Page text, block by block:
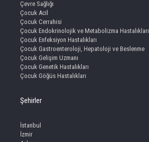
Çevre Sağlığı
Çocuk Acil
Çocuk Cerrahisi
Çocuk Endokrinolojik ve Metabolizma Hastalıkları
Çocuk Enfeksiyon Hastalıkları
Çocuk Gastroenteroloji, Hepatoloji ve Beslenme
Çocuk Gelişim Uzmanı
Çocuk Genetik Hastalıkları
Çocuk Göğüs Hastalıkları
Şehirler
İstanbul
İzmir